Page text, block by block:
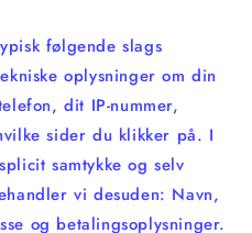
følgende slags
oplysninger om din
dit IP-nummer,
sider du klikker på. I
samtykke og selv
vi desuden: Navn,
og betalingsoplysninger.